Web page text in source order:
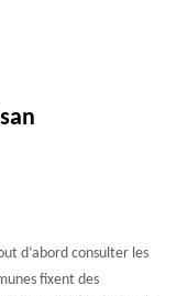
d’abord consulter les
fixent des